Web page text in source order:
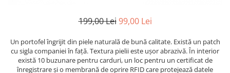
199,00 Lei 99,00 Lei
Un portofel îngrijit din piele naturală de bună calitate. Există un patch
cu sigla companiei în față. Textura pielii este ușor abrazivă. În interior
există 10 buzunare pentru carduri, un loc pentru un certificat de
înregistrare și o membrană de oprire RFID care protejează datele